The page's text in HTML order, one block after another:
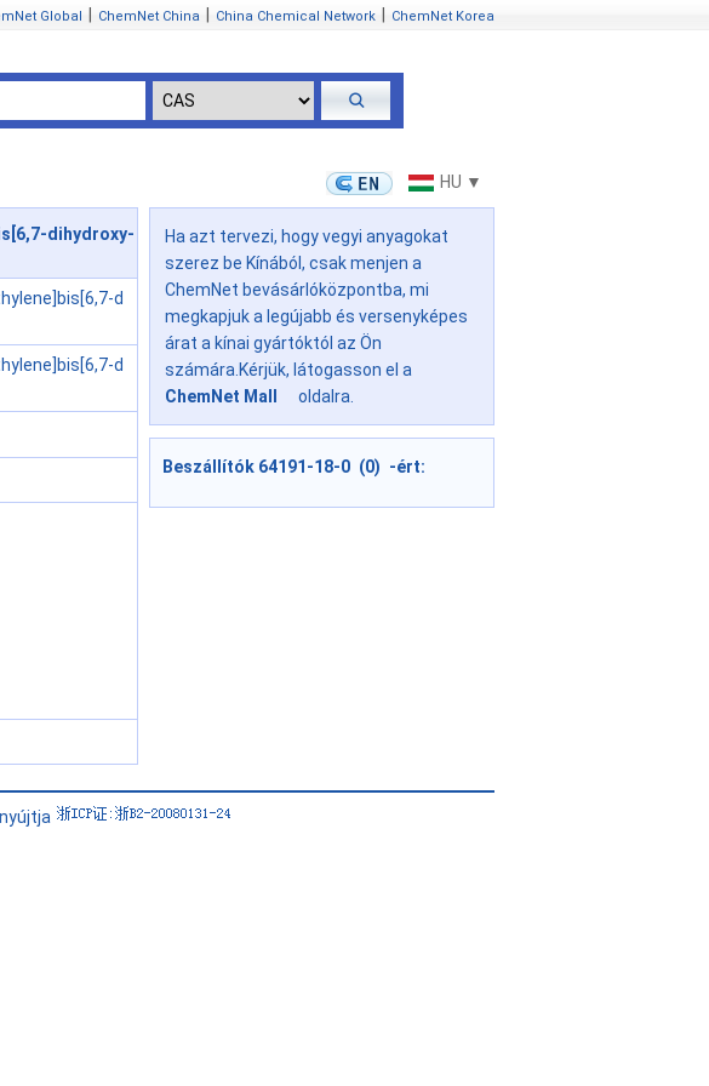
Global ChemNet China China Chemical Network ChemNet Korea
HU ▼
dihydroxy-
d
d
Ha azt tervezi, hogy vegyi anyagokat
szerez be Kínából, csak menjen a
ChemNet bevásárlóközpontba, mi
megkapjuk a legújabb és versenyképes
árat a kínai gyártóktól az Ön
számára.Kérjük, látogasson el a
ChemNet Mall
oldalra.
Beszállítók 64191-18-0 (0) -ért: